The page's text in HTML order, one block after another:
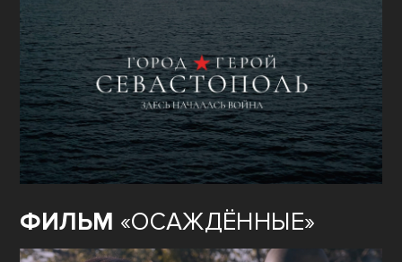
ФИЛЬМ «ОСАЖДЁННЫЕ»